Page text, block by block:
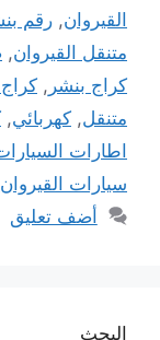
القيروان, رقم
متنقل القيروان,
كراج بنشر ,
متنقل, كهربائي,
اطارات
سيارات
أضف تعليق
البحث